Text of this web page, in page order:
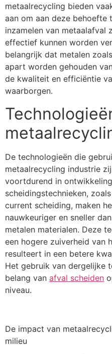
metaalrecycling bieden
aan om aan deze behoefte
inzamelen van
effectief kunnen worden
belangrijk dat metalen
apart worden gehouden
de kwaliteit en efficiëntie
waarborgen.
De technologieën die
metaalrecycling industrie
voortdurend in
scheidingstechnieken,
current scheiding, maken
nauwkeuriger en sneller
metalen materialen. Deze
een hogere zuiverheid van
resulteert in een betere
Het gebruik van dergelijke
belang van afval scheiden
niveau.
De impact van
milieu